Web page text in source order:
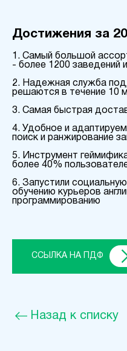
Достижения за
1. Самый большой
- более 1200 заведений
2. Надежная служба
решаются в течение 10
3. Самая быстрая
4. Удобное и
поиск и ранжирование
5. Инструмент
более 40%
6. Запустили
обучению курьеров
программированию
ССЫЛКА НА ПДФ
Назад к списку